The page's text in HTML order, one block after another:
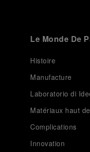
Le Monde De
Histoire
Manufacture
Laboratorio di
Matériaux haut
Complications
Innovation